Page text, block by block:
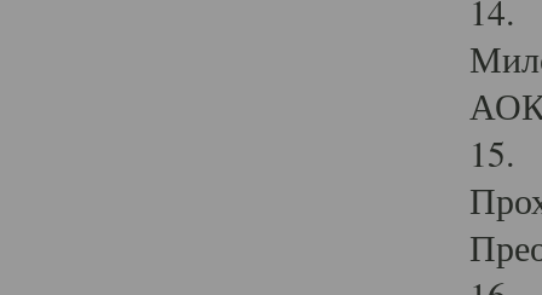
14.
15.